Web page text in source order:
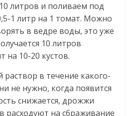
литров и поливаем под
1 литр на 1 томат. Можно
в ведре воды, это уже
10 литров
на 10-20 кустов.
в течение какого-
не нужно, когда появится
снижается, дрожжи
расходуют на сбраживание